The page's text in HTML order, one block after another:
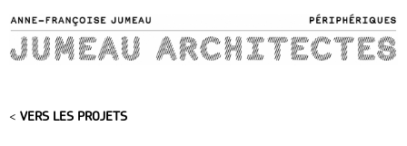
main
content
< VERS LES PROJETS